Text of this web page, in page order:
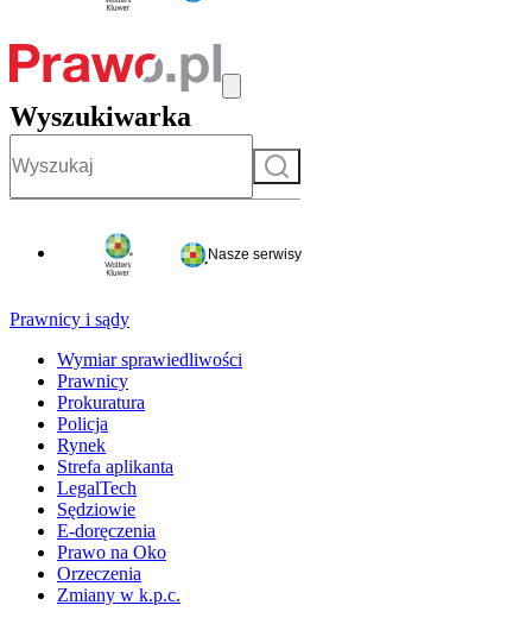
Wyszukiwarka
Szukaj
Nasze serwisy
Prawnicy i sądy
Wymiar sprawiedliwości
Prawnicy
Prokuratura
Policja
Rynek
Strefa aplikanta
LegalTech
Sędziowie
E-doręczenia
Prawo na Oko
Orzeczenia
Zmiany w k.p.c.